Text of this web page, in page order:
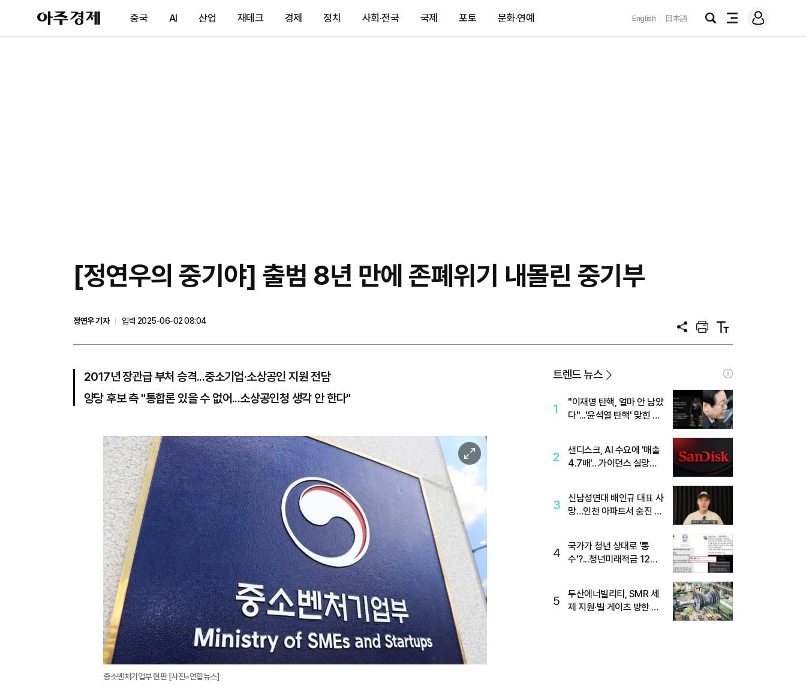
아
주
제
중국 AI 산업 재테크 경제 정치 사회·전국 국제 포토 문화·연예 English 日本語
검
전
메
그
[정연우의 중기야] 출범 8년 만에 존폐위기 내몰린 중기부
정연우 기자
입력 2025-06-02 08:04
공
프
트
텍
트
2017년 장관급 부처 승격...중소기업·소상공인 지원 전담
양당 후보 측 "통합론 있을 수 없어...소상공인청 생각 안 한다"
이
미
확
대
중소벤처기업부 현판 [사진=연합뉴스]
트렌드 뉴스
1
"이재명 탄핵, 얼마 안 남았
다"...'윤석열 탄핵' 맞힌 무
2
샌디스크, AI 수요에 '매출
4.7배'…가이던스 실망에
3
신남성연대 배인규 대표 사
망…인천 아파트서 숨진 채
4
국가가 청년 상대로 '통
수'?...청년미래적금 12%
5
두산에너빌리티, SMR 세
제 지원·빌 게이츠 방한 기